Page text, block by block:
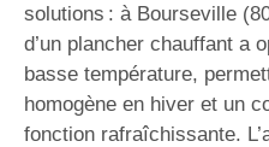
solutions : à Bourseville
d’un plancher chauffant a
basse température,
homogène en hiver et un
fonction rafraîchissante.